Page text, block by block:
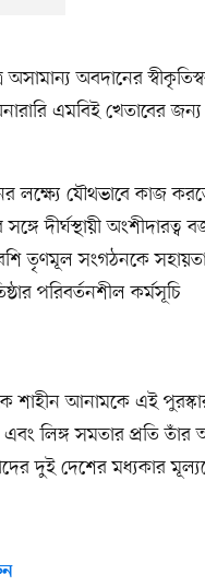
অসামান্য অবদানের
এমবিই খেতাবের জন্য
লক্ষ্যে যৌথভাবে কাজ
দীর্ঘস্থায়ী অংশীদারত্ব
তৃণমূল সংগঠনকে
পরিবর্তনশীল কর্মসূচি
শাহীন আনামকে এই
লিঙ্গ সমতার প্রতি তাঁর
দুই দেশের মধ্যকার